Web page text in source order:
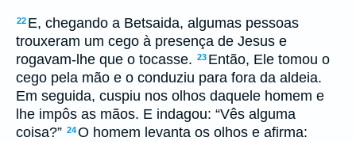
22 E, chegando a Betsaida, algumas pessoas
trouxeram um cego à presença de Jesus e
rogavam-lhe que o tocasse. 23 Então, Ele tomou o
cego pela mão e o conduziu para fora da aldeia.
Em seguida, cuspiu nos olhos daquele homem e
lhe impôs as mãos. E indagou: “Vês alguma
coisa?” 24O homem levanta os olhos e afirma: